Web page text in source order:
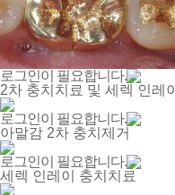
로그인이 필요합니다.
2차 충치치료 및 세렉 인레이
로그인이 필요합니다.
아말감 2차 충치제거
로그인이 필요합니다.
세렉 인레이 충치치료